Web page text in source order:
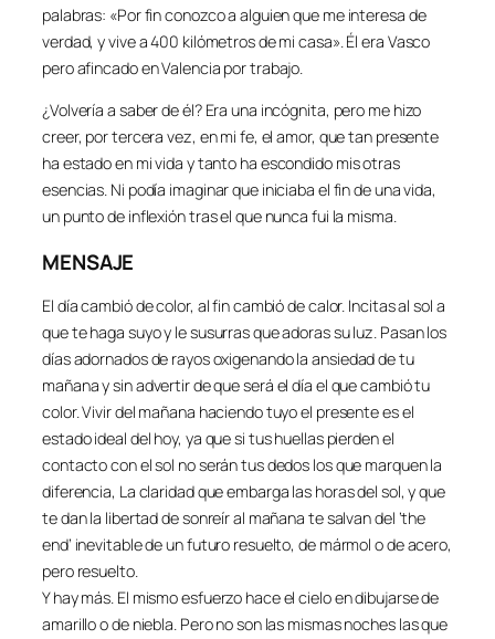
palabras: «Por fin conozco a alguien que me interesa de
verdad, y vive a 400 kilómetros de mi casa». Él era Vasco
pero afincado en Valencia por trabajo.
¿Volvería a saber de él? Era una incógnita, pero me hizo
creer, por tercera vez, en mi fe, el amor, que tan presente
ha estado en mi vida y tanto ha escondido mis otras
esencias. Ni podía imaginar que iniciaba el fin de una vida,
un punto de inflexión tras el que nunca fui la misma.
MENSAJE
El día cambió de color, al fin cambió de calor. Incitas al sol a
que te haga suyo y le susurras que adoras su luz. Pasan los
días adornados de rayos oxigenando la ansiedad de tu
mañana y sin advertir de que será el día el que cambió tu
color. Vivir del mañana haciendo tuyo el presente es el
estado ideal del hoy, ya que si tus huellas pierden el
contacto con el sol no serán tus dedos los que marquen la
diferencia, La claridad que embarga las horas del sol, y que
te dan la libertad de sonreír al mañana te salvan del ‘the
end’ inevitable de un futuro resuelto, de mármol o de acero,
pero resuelto.
Y hay más. El mismo esfuerzo hace el cielo en dibujarse de
amarillo o de niebla. Pero no son las mismas noches las que